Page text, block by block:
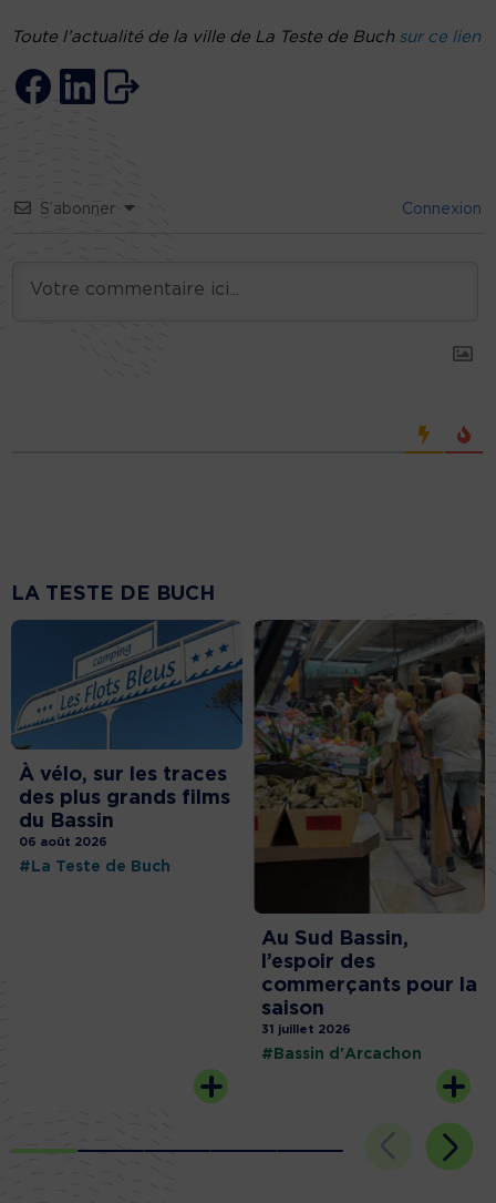
Toute l’actualité de la ville de La Teste de Buch sur ce lien
S’abonner Connexion
LA TESTE DE BUCH
À vélo, sur les traces
des plus grands films
du Bassin
06 août 2026
#La Teste de Buch
Au Sud Bassin,
l’espoir des
commerçants pour la
saison
31 juillet 2026
#Bassin d'Arcachon